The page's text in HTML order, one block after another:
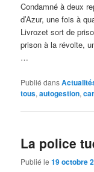
Condamné à deux
d’Azur, une fois à
Livrozet sort de
prison à la révolte,
…
Publié dans
tous,autogestion,
La police
Publié le19 octobre